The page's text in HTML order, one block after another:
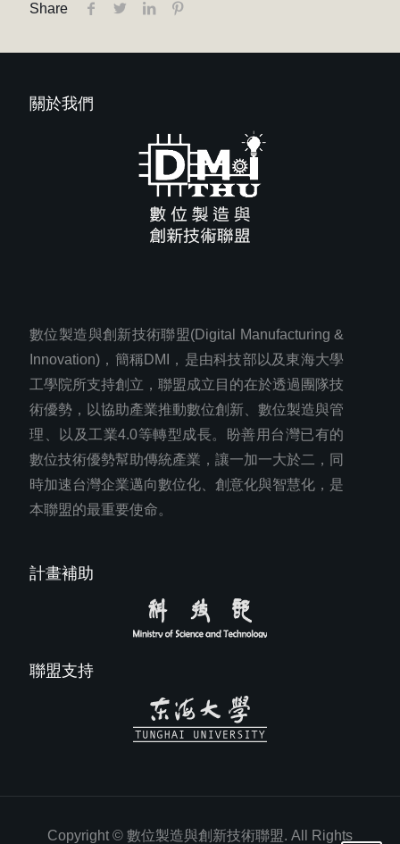
Share
關於我們
數位製造與創新技術聯盟(Digital Manufacturing &
Innovation)，簡稱DMI，是由科技部以及東海大學
工學院所支持創立，聯盟成立目的在於透過團隊技
術優勢，以協助產業推動數位創新、數位製造與管
理、以及工業4.0等轉型成長。盼善用台灣已有的
數位技術優勢幫助傳統產業，讓一加一大於二，同
時加速台灣企業邁向數位化、創意化與智慧化，是
本聯盟的最重要使命。
計畫補助
聯盟支持
Copyright © 數位製造與創新技術聯盟. All Rights